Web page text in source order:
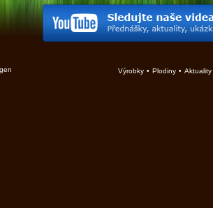
Výrobky • Plodiny • Aktuality